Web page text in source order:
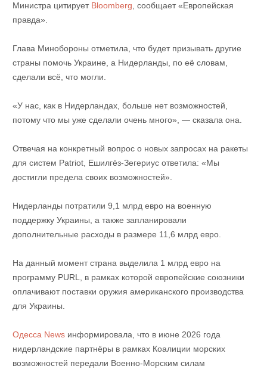
Министра цитирует Bloomberg, сообщает «Европейская
правда».
Глава Минобороны отметила, что будет призывать другие
страны помочь Украине, а Нидерланды, по её словам,
сделали всё, что могли.
«У нас, как в Нидерландах, больше нет возможностей,
потому что мы уже сделали очень много», — сказала она.
Отвечая на конкретный вопрос о новых запросах на ракеты
для систем Patriot, Ешилгёз-Зегериус ответила: «Мы
достигли предела своих возможностей».
Нидерланды потратили 9,1 млрд евро на военную
поддержку Украины, а также запланировали
дополнительные расходы в размере 11,6 млрд евро.
На данный момент страна выделила 1 млрд евро на
программу PURL, в рамках которой европейские союзники
оплачивают поставки оружия американского производства
для Украины.
Одесса Newsинформировала, что в июне 2026 года
нидерландские партнёры в рамках Коалиции морских
возможностей передали Военно-Морским силам